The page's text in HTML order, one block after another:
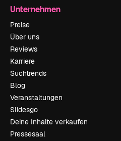
Unternehmen
Preise
Über uns
Reviews
Karriere
Suchtrends
Blog
Veranstaltungen
Slidesgo
Deine Inhalte verkaufen
Pressesaal